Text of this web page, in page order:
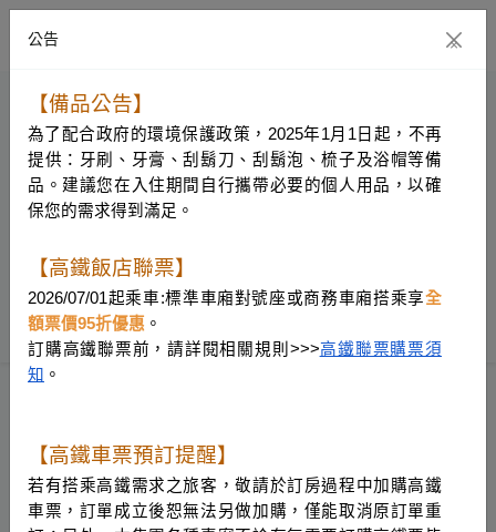
很抱歉，找不到您所要求的頁面！
公告 ×
【備品公告】
為了配合政府的環境保護政策，2025年1月1日起，不再
提供：牙刷、牙膏、刮鬍刀、刮鬍泡、梳子及浴帽等備
品。建議您在入住期間自行攜帶必要的個人用品，以確
保您的需求得到滿足。
【高鐵飯店聯票】
2026/07/01起乘車:標準車廂對號座或商務車廂搭乘享全
額票價95折優惠 。
訂購高鐵聯票前，請詳閱相關規則>>>高鐵聯票購票須
知 。
【高鐵車票預訂提醒】
若有搭乘高鐵需求之旅客，敬請於訂房過程中加購高鐵
車票，訂單成立後恕無法另做加購，僅能取消原訂單重